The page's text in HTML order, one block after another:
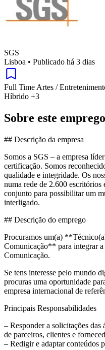
SGS
Lisboa • Publicado há 3 dias
Full Time Artes /
Híbrido +3
Sobre este emprego
## Descrição da empresa
Somos a SGS – a empresa
certificação. Somos
qualidade e integridade. Os
numa rede de 2.600 escritórios
conjunto para possibilitar um
interligado.
## Descrição do emprego
Procuramos um(a)
Comunicação** para integrar
Comunicação.
Se tens interesse pelo mundo
procuras uma oportunidade
empresa internacional de
Principais Responsabilidades
– Responder a solicitações
de parceiros, clientes e
– Redigir e adaptar conteúdos